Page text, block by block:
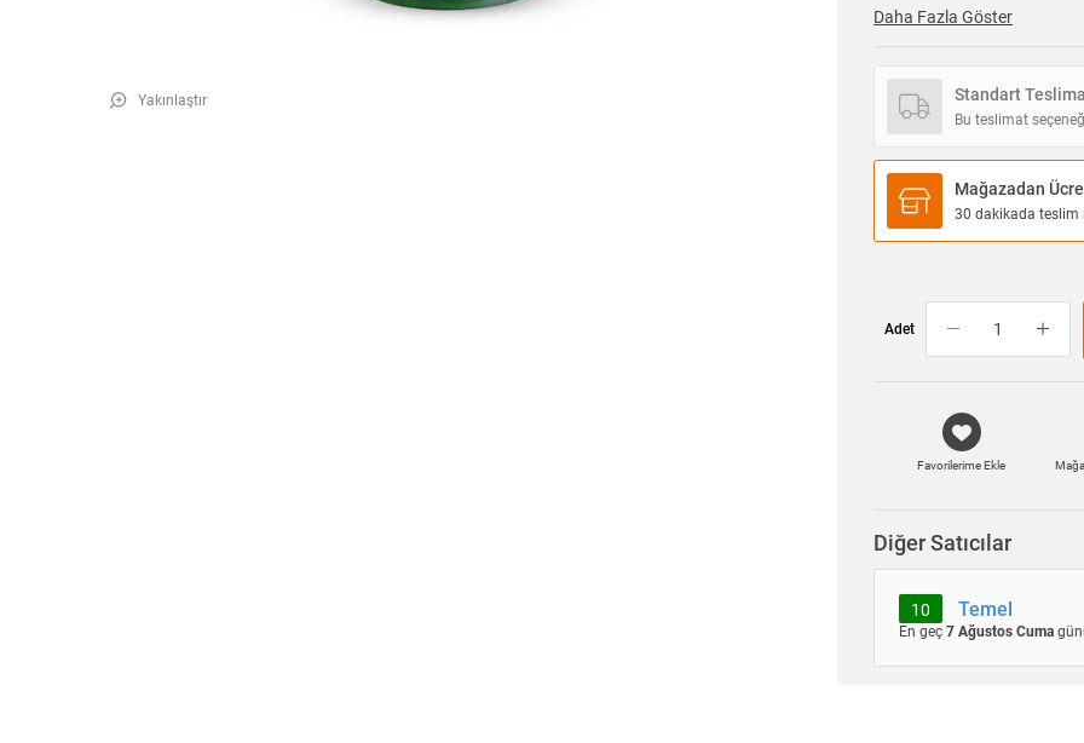
Yakınlaştır
Daha Fazla Göster
Standart
Bu teslimat
Mağazadan
30 dakikada teslim
Adet
Favorilerime Ekle
Diğer Satıcılar
10 Temel
En geç 7 Ağustos Cuma